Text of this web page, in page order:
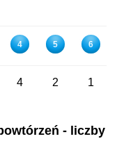
4 5 6
4 2 1
- liczby